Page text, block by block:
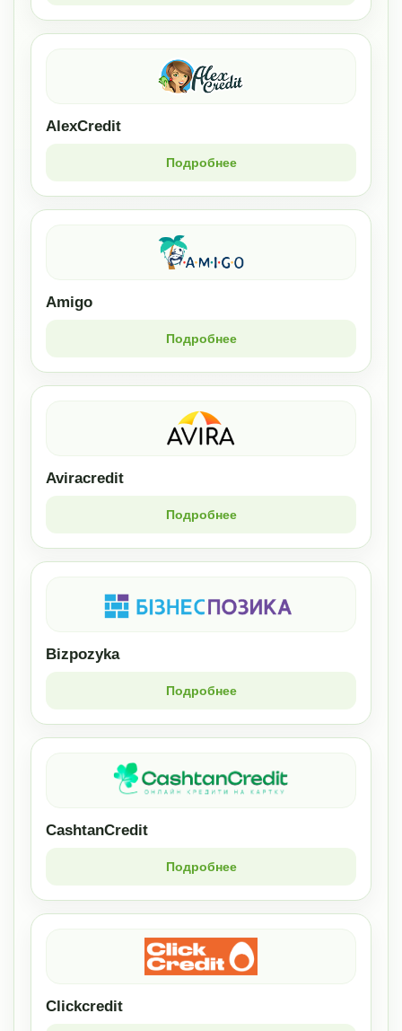
AlexCredit
Подробнее
Amigo
Подробнее
Aviracredit
Подробнее
Bizpozyka
Подробнее
CashtanCredit
Подробнее
Clickcredit